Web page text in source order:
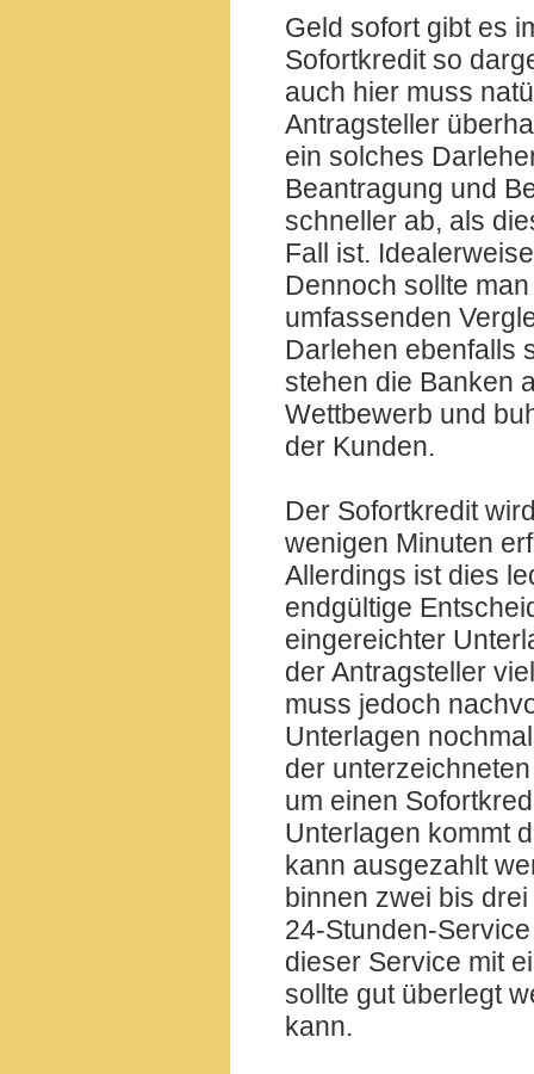
Geld sofort gibt es
Sofortkredit so
auch hier muss
Antragsteller
ein solches
Beantragung und
schneller ab, als
Fall ist.
Dennoch sollte
umfassenden
Darlehen ebenfalls
stehen die Banken
Wettbewerb und
der Kunden.
Der Sofortkredit
wenigen Minuten
Allerdings ist dies
endgültige
eingereichter
der Antragsteller
muss jedoch
Unterlagen
der
um einen
Unterlagen kommt
kann ausgezahlt
binnen zwei bis
24-Stunden-
dieser Service mit
sollte gut überlegt
kann.